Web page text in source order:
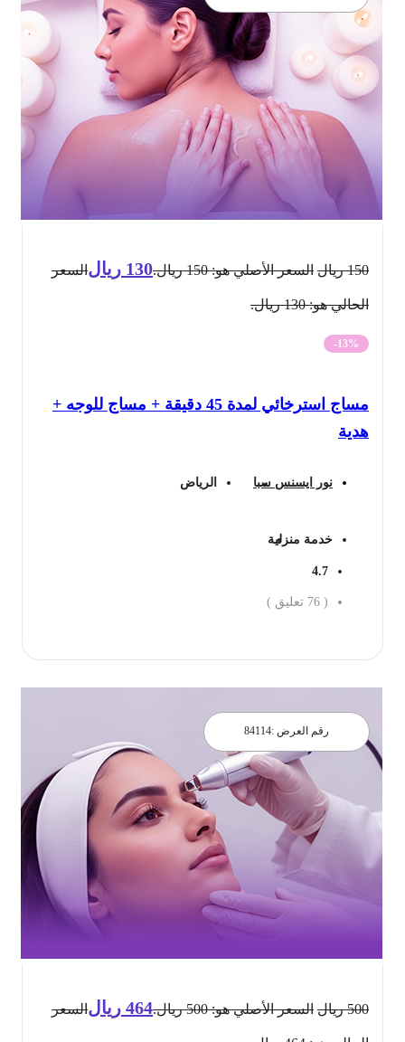
ريال السعر الأصلي هو: 150 ريال. 130 ريالالسعر
الحالي هو: 130 ريال.
-13%
مساج استرخائي لمدة 45 دقيقة + مساج للوجه +
هدية
نور ايسنس سبا الرياض
خدمة منزلية
4.7
76 تعليق )
رقم العرض : 84114
ريال السعر الأصلي هو: 500 ريال. 464 ريالالسعر